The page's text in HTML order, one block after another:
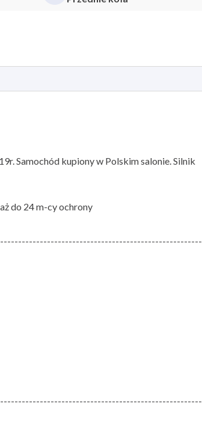
Samochód kupiony w Polskim salonie. Silnik
do 24 m-cy ochrony